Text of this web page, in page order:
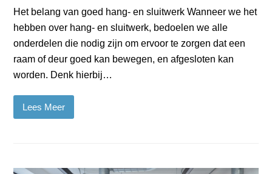
Het belang van goed hang- en sluitwerk Wanneer we het
hebben over hang- en sluitwerk, bedoelen we alle
onderdelen die nodig zijn om ervoor te zorgen dat een
raam of deur goed kan bewegen, en afgesloten kan
worden. Denk hierbij…
Lees Meer